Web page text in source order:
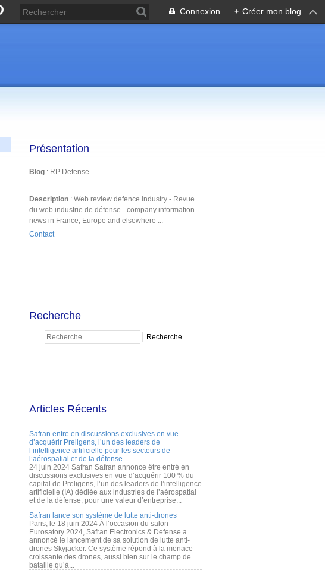
Connexion + Créer mon blog
Présentation
Blog : RP Defense
Description : Web review defence industry - Revue
du web industrie de défense - company information -
news in France, Europe and elsewhere ...
Contact
Recherche
Articles Récents
Safran entre en discussions exclusives en vue
d’acquérir Preligens, l’un des leaders de
l’intelligence artificielle pour les secteurs de
l’aérospatial et de la défense
24 juin 2024 Safran Safran annonce être entré en
discussions exclusives en vue d’acquérir 100 % du
capital de Preligens, l’un des leaders de l’intelligence
artificielle (IA) dédiée aux industries de l’aérospatial
et de la défense, pour une valeur d’entreprise...
Safran lance son système de lutte anti-drones
Paris, le 18 juin 2024 À l’occasion du salon
Eurosatory 2024, Safran Electronics & Defense a
annoncé le lancement de sa solution de lutte anti-
drones Skyjacker. Ce système répond à la menace
croissante des drones, aussi bien sur le champ de
bataille qu’à...